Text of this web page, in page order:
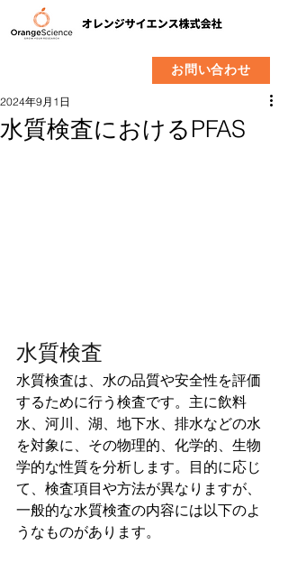
お問い合わせ
水質検査におけるPFAS
2024年9月1日
水質検査
水質検査は、水の品質や安全性を評価
するために行う検査です。主に飲料
水、河川、湖、地下水、排水などの水
を対象に、その物理的、化学的、生物
学的な性質を分析します。目的に応じ
て、検査項目や方法が異なりますが、
一般的な水質検査の内容には以下のよ
うなものがあります。